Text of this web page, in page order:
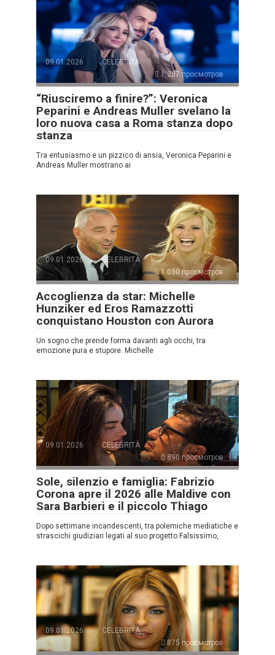
09.01.2026
CELEBRITÀ
1.287 просмотров
“Riusciremo a finire?”: Veronica
Peparini e Andreas Muller svelano la
loro nuova casa a Roma stanza dopo
stanza
Tra entusiasmo e un pizzico di ansia, Veronica Peparini e
Andreas Muller mostrano ai
09.01.2026
CELEBRITÀ
1.030 просмотров
Accoglienza da star: Michelle
Hunziker ed Eros Ramazzotti
conquistano Houston con Aurora
Un sogno che prende forma davanti agli occhi, tra
emozione pura e stupore. Michelle
09.01.2026
CELEBRITÀ
890 просмотров
Sole, silenzio e famiglia: Fabrizio
Corona apre il 2026 alle Maldive con
Sara Barbieri e il piccolo Thiago
Dopo settimane incandescenti, tra polemiche mediatiche e
strascichi giudiziari legati al suo progetto Falsissimo,
09.01.2026
CELEBRITÀ
875 просмотров